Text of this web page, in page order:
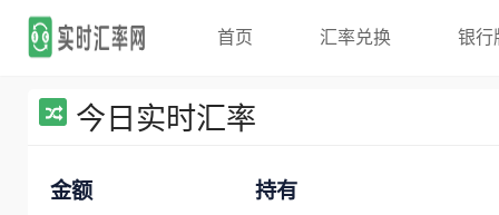
首页 汇率兑换 银行
今日实时汇率
金额 持有